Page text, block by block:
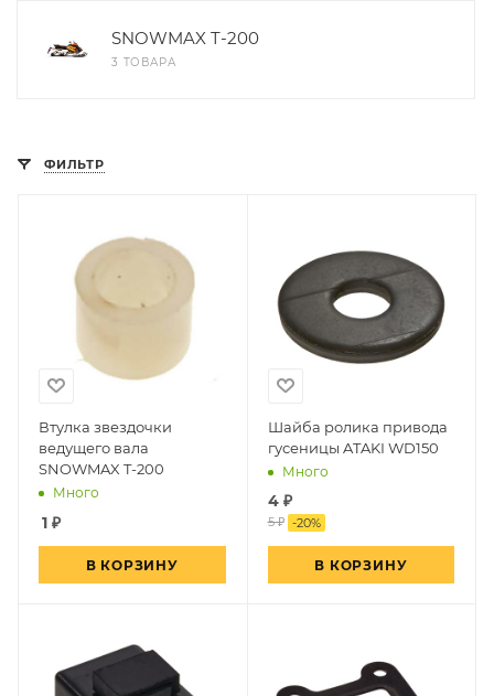
SNOWMAX T-200
3 ТОВАРА
ФИЛЬТР
Втулка звездочки
ведущего вала
SNOWMAX T-200
Много
1 ₽
В КОРЗИНУ
Шайба ролика привода
гусеницы ATAKI WD150
Много
4₽
5 ₽ -20%
В КОРЗИНУ